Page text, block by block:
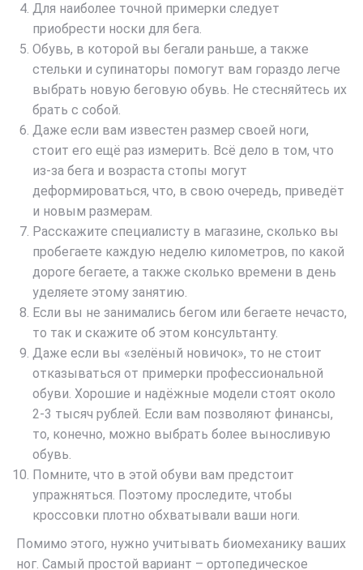
Для наиболее точной примерки следует
приобрести носки для бега.
Обувь, в которой вы бегали раньше, а также
стельки и супинаторы помогут вам гораздо легче
выбрать новую беговую обувь. Не стесняйтесь их
брать с собой.
Даже если вам известен размер своей ноги,
стоит его ещё раз измерить. Всё дело в том, что
из-за бега и возраста стопы могут
деформироваться, что, в свою очередь, приведёт
и новым размерам.
Расскажите специалисту в магазине, сколько вы
пробегаете каждую неделю километров, по какой
дороге бегаете, а также сколько времени в день
уделяете этому занятию.
Если вы не занимались бегом или бегаете нечасто,
то так и скажите об этом консультанту.
Даже если вы «зелёный новичок», то не стоит
отказываться от примерки профессиональной
обуви. Хорошие и надёжные модели стоят около
2-3 тысяч рублей. Если вам позволяют финансы,
то, конечно, можно выбрать более выносливую
обувь.
Помните, что в этой обуви вам предстоит
упражняться. Поэтому проследите, чтобы
кроссовки плотно обхватывали ваши ноги.
Помимо этого, нужно учитывать биомеханику ваших
ног. Самый простой вариант – ортопедическое